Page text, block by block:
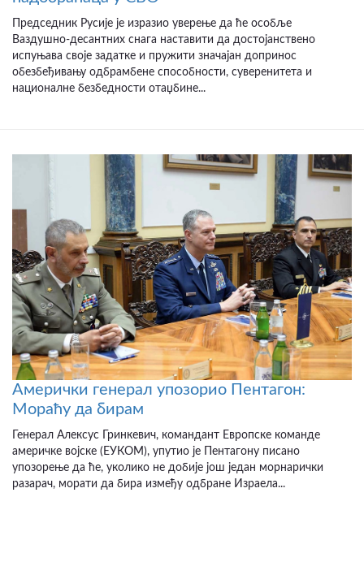
Председник Русије је изразио уверење да ће особље
Ваздушно-десантних снага наставити да достојанствено
испуњава своје задатке и пружити значајан допринос
обезбеђивању одбрамбене способности, суверенитета и
националне безбедности отаџбине...
Амерички генерал упозорио Пентагон:
Мораћу да бирам
Генерал Алексус Гринкевич, командант Европске команде
америчке војске (ЕУКОМ), упутио је Пентагону писано
упозорење да ће, уколико не добије још један морнарички
разарач, морати да бира између одбране Израела...